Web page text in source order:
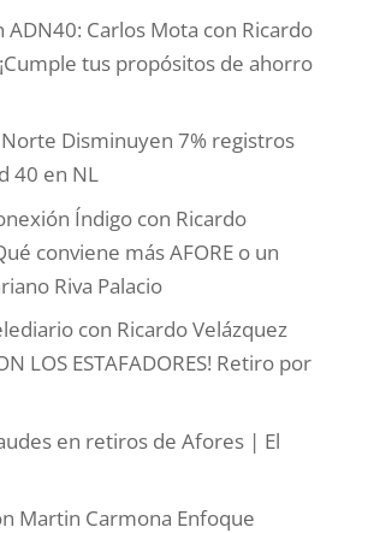
ADN40: Carlos Mota con Ricardo
tus propósitos de ahorro
Disminuyen 7% registros
40 en NL
Índigo con Ricardo
conviene más AFORE o un
Riva Palacio
con Ricardo Velázquez
LOS ESTAFADORES! Retiro por
en retiros de Afores | El
Martin Carmona Enfoque